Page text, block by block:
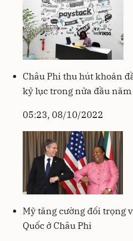
Châu Phi thu hút khoản
kỷ lục trong nửa đầu
05:23, 08/10/2022
Mỹ tăng cường đối trọng
Quốc ở Châu Phi